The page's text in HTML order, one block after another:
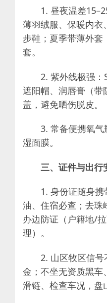
1. 昼夜温差
薄羽绒服、保暖内衣
步鞋；夏季带薄外
套。
2. 紫外线极强：
遮阳帽、润唇膏（带
盖，避免晒伤脱皮。
3. 常备便携氧
湿面膜。
三、证件与出行
1. 身份证随身
油、住宿必查；去珠
办边防证（户籍地/
理）。
2. 山区牧区信
金；不坐无资质黑车
滑链、检查车况，盘